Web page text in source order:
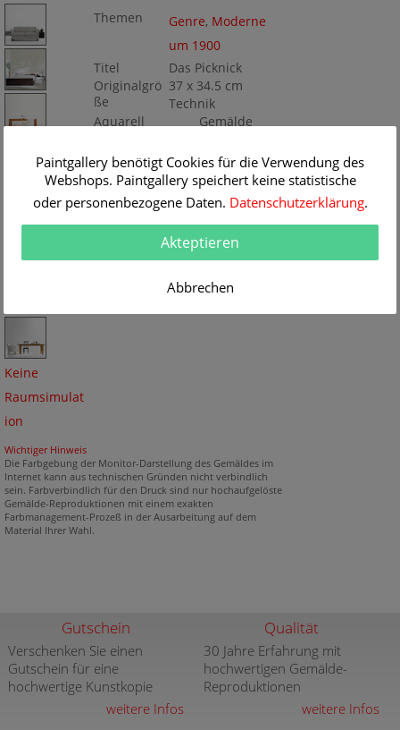
Keine
Raumsimulat
ion
Themen
Genre, Moderne
um 1900
Titel
Das Picknick
Originalgrö
ße
37 x 34.5 cm
Technik
Aquarell
Gemälde
KD125-052868
Wichtiger Hinweis
Die Farbgebung der Monitor-Darstellung des Gemäldes im
Internet kann aus technischen Gründen nicht verbindlich
sein. Farbverbindlich für den Druck sind nur hochaufgelöste
Gemälde-Reproduktionen mit einem exakten
Farbmanagement-Prozeß in der Ausarbeitung auf dem
Material Ihrer Wahl.
Gutschein
Verschenken Sie einen
Gutschein für eine
hochwertige Kunstkopie
weitere Infos
Qualität
30 Jahre Erfahrung mit
hochwertigen Gemälde-
Reproduktionen
weitere Infos
Paintgallery benötigt Cookies für die Verwendung des
Webshops. Paintgallery speichert keine statistische
oder personenbezogene Daten. Datenschutzerklärung.
Akteptieren
Abbrechen